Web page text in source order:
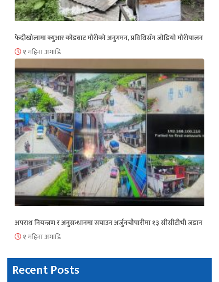
फेदीखोलामा क्युआर कोडबाट मौरीको अनुगमन, प्रविधिसँग जोडियो मौरीपालन
१ महिना अगाडि
अपराध नियन्त्रण र अनुसन्धानमा सघाउन अर्जुनचौपारीमा १३ सीसीटीभी जडान
१ महिना अगाडि
Recent Posts